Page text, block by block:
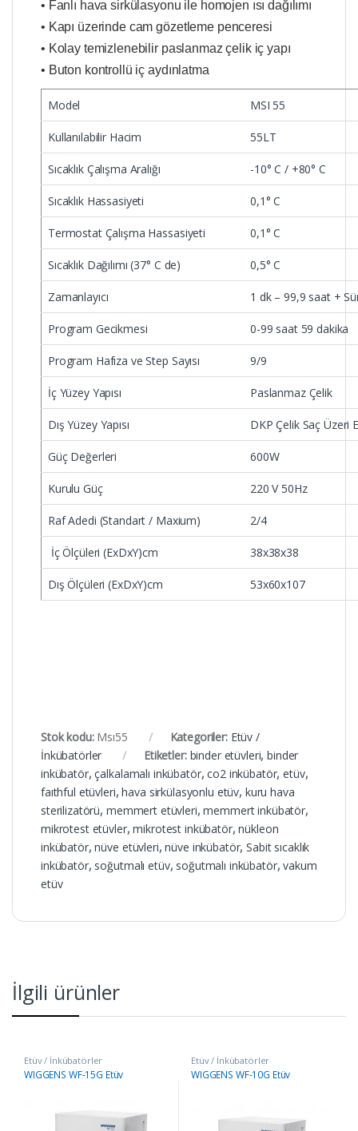
• Fanlı hava sirkülasyonu ile homojen ısı dağılımı
• Kapı üzerinde cam gözetleme penceresi
• Kolay temizlenebilir paslanmaz çelik iç yapı
• Buton kontrollü iç aydınlatma
Model MSI 55
Kullanılabilir Hacim 55LT
Sıcaklık Çalışma Aralığı -10° C / +80° C
Sıcaklık Hassasiyeti 0,1° C
Termostat Çalışma Hassasiyeti 0,1° C
Sıcaklık Dağılımı (37° C de) 0,5° C
Zamanlayıcı 1 dk – 99,9 saat +
Program Gecikmesi 0-99 saat 59 dakika
Program Hafıza ve Step Sayısı 9/9
İç Yüzey Yapısı Paslanmaz Çelik
Dış Yüzey Yapısı DKP Çelik Saç Üzeri
Güç Değerleri 600W
Kurulu Güç 220 V 50Hz
Raf Adedi (Standart / Maxium) 2/4
İç Ölçüleri (ExDxY)cm 38x38x38
Dış Ölçüleri (ExDxY)cm 53x60x107
Stok kodu: Msı55 Kategoriler: Etüv /
İnkübatörler
Etiketler: binder etüvleri,binder
inkübatör,çalkalamalı inkübatör,co2 inkübatör,etüv,
faıthful etüvleri,hava sirkülasyonlu etüv, kuru hava
sterilizatörü, memmert etüvleri,memmert inkübatör,
mikrotest etüvler,mikrotest inkübatör,nükleon
inkübatör,nüve etüvleri,nüve inkübatör,Sabit sıcaklık
inkübatör, soğutmalı etüv, soğutmalı inkübatör,vakum
etüv
İlgili ürünler
Etüv / İnkübatörler
WIGGENS WF-15G Etüv
Etüv / İnkübatörler
WIGGENS WF-10G Etüv